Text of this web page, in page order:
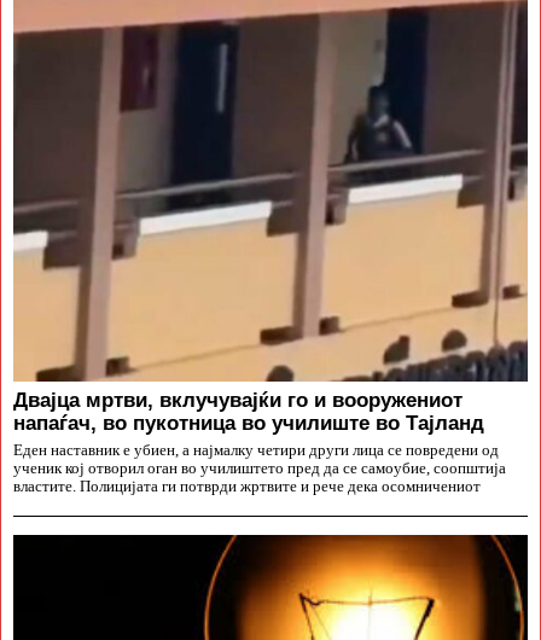
Двајца мртви, вклучувајќи го и вооружениот
напаѓач, во пукотница во училиште во Тајланд
Еден наставник е убиен, а најмалку четири други лица се повредени од
ученик кој отворил оган во училиштето пред да се самоубие, соопштија
властите. Полицијата ги потврди жртвите и рече дека осомничениот